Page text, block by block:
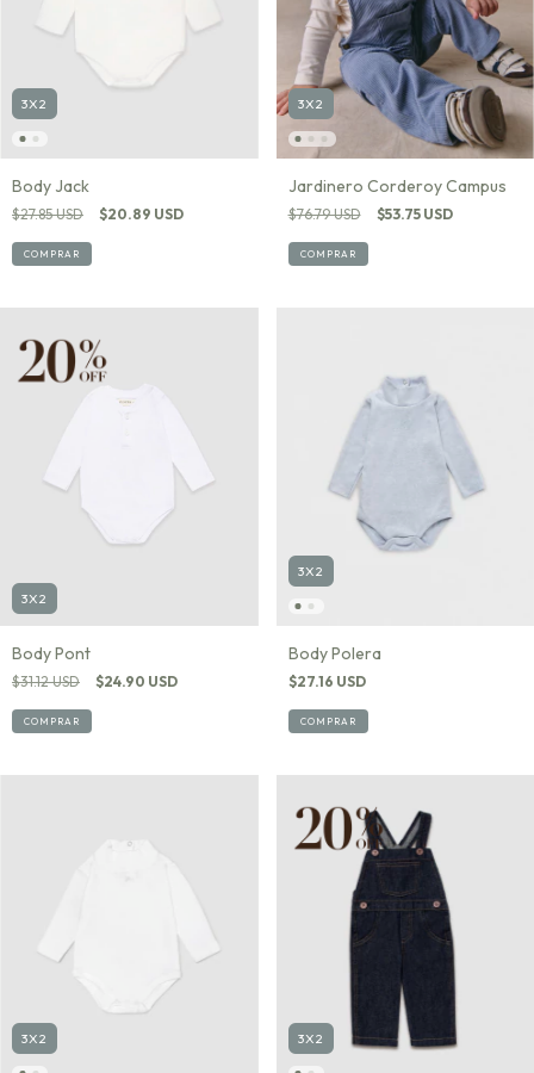
3X2
Body Jack
$27.85 USD $20.89 USD
COMPRAR
3X2
Jardinero Corderoy Campus
$76.79 USD $53.75 USD
COMPRAR
3X2
Body Pont
$31.12 USD $24.90 USD
COMPRAR
3X2
Body Polera
$27.16 USD
COMPRAR
3X2 3X2